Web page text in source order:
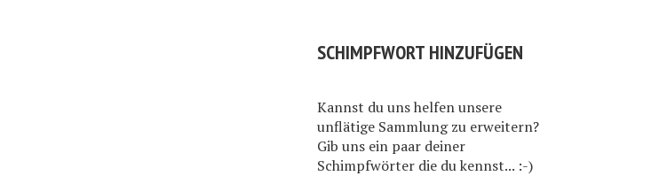
SCHIMPFWORT HINZUFÜGEN
Kannst du uns helfen unsere
unflätige Sammlung zu erweitern?
Gib uns ein paar deiner
Schimpfwörter die du kennst... :-)